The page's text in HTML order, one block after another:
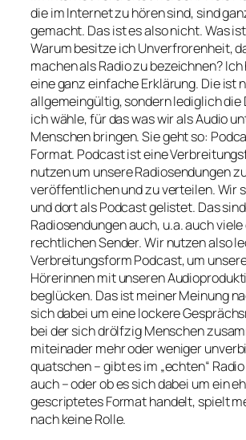
die im Internet zu hören sind, sind
gemacht. Das ist es also nicht. Was
Warum besitze ich Unverfrorenheit,
machen als Radio zu bezeichnen?
eine ganz einfache Erklärung. Die ist
allgemeingültig, sondern lediglich die
ich wähle, für das was wir als Audio
Menschen bringen. Sie geht so:
Format. Podcast ist eine
nutzen um unsere Radiosendungen
veröffentlichen und zu verteilen. Wir
und dort als Podcast gelistet. Das
Radiosendungen auch, u.a. auch
rechtlichen Sender. Wir nutzen also
Verbreitungsform Podcast, um
Hörerinnen mit unseren
beglücken. Das ist meiner Meinung
sich dabei um eine lockere
bei der sich drölfzig Menschen
miteinader mehr oder weniger
quatschen – gibt es im „echten“
auch – oder ob es sich dabei um ein
gescriptetes Format handelt, spielt
nach keine Rolle.